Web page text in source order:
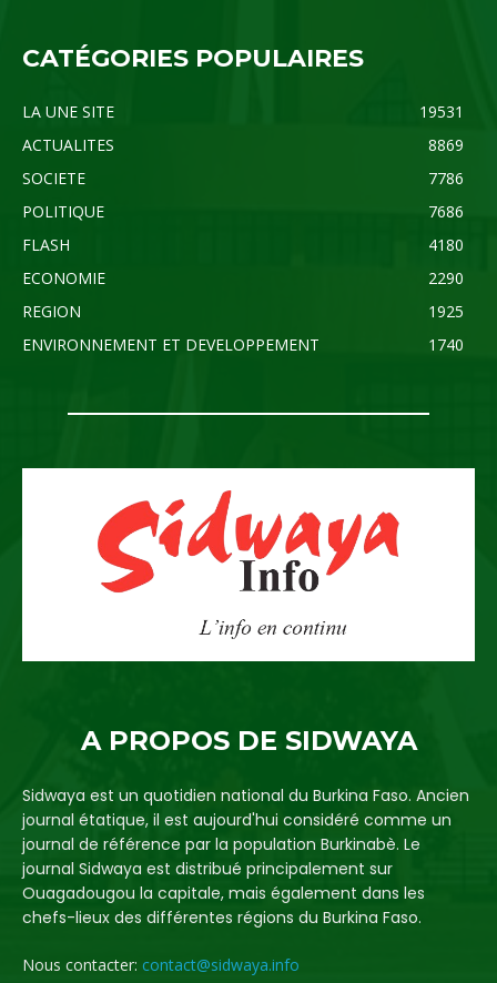
CATÉGORIES POPULAIRES
LA UNE SITE
19531
ACTUALITES
8869
SOCIETE
7786
POLITIQUE
7686
FLASH
4180
ECONOMIE
2290
REGION
1925
ENVIRONNEMENT ET DEVELOPPEMENT
1740
A PROPOS DE SIDWAYA
Sidwaya est un quotidien national du Burkina Faso. Ancien
journal étatique, il est aujourd'hui considéré comme un
journal de référence par la population Burkinabè. Le
journal Sidwaya est distribué principalement sur
Ouagadougou la capitale, mais également dans les
chefs-lieux des différentes régions du Burkina Faso.
Nous contacter: contact@sidwaya.info